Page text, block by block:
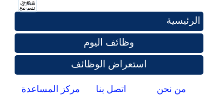
الرئيسية
وظائف اليوم
استعراض الوظائف
من نحن اتصل بنا مركز المساعدة